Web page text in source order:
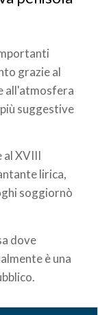
grazie al
all'atmosfera
suggestive
al XVIII
lirica,
soggiornò
dove
è una